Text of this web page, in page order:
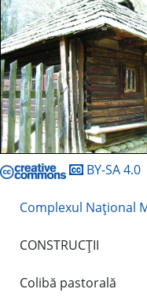
BY-SA 4.0
Complexul Naţional
CONSTRUCŢII
Colibă pastorală